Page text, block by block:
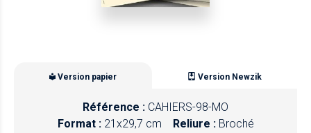
Version papier Version Newzik
Référence : CAHIERS-98-MO
Format : 21x29,7 cm Reliure : Broché